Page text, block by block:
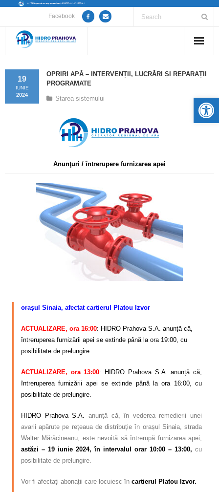
Facebook
Despre noi
Informații de interes public
Calitatea apei
OPRIRI APĂ – INTERVENȚII, LUCRĂRI ȘI REPARAȚII
PROGRAMATE
19
IUNIE
2024 Starea sistemului
Anunţuri / întrerupere furnizarea apei
orașul Sinaia, afectat cartierul Platou Izvor
ACTUALIZARE, ora 16:00: HIDRO Prahova S.A. anunță că,
întreruperea furnizării apei se extinde până la ora 19:00, cu
posibilitate de prelungire.
ACTUALIZARE, ora 13:00: HIDRO Prahova S.A. anunță că,
întreruperea furnizării apei se extinde până la ora 16:00, cu
posibilitate de prelungire.
HIDRO Prahova S.A. anunță că, în vederea remedierii unei
avarii apărute pe rețeaua de distribuție în orașul Sinaia, strada
Walter Mărăcineanu, este nevoită să întrerupă furnizarea apei,
astăzi – 19 iunie 2024, în intervalul orar 10:00 – 13:00, cu
posibilitate de prelungire.
Vor fi afectați abonații care locuiesc în cartierul Platou Izvor.